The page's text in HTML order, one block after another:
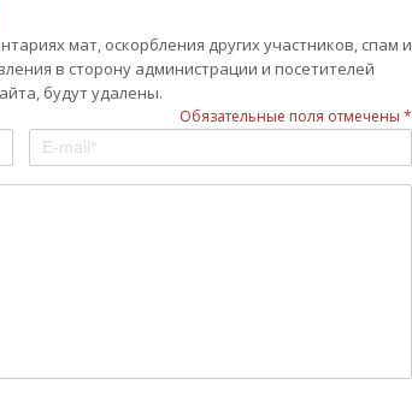
мат, оскорбления других участников, спам и
в сторону администрации и посетителей
будут удалены.
Обязательные поля отмечены *